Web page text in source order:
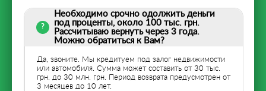
Да, звоните. Мы кредитуем под залог недвижимости
или автомобиля. Сумма может составить от 30 тыс.
грн. до 30 млн. грн. Период возврата предусмотрен от
3 месяцев до 10 лет.
Необходимо срочно одолжить деньги
под проценты, около 100 тыс. грн.
Рассчитываю вернуть через 3 года.
Можно обратиться к Вам?